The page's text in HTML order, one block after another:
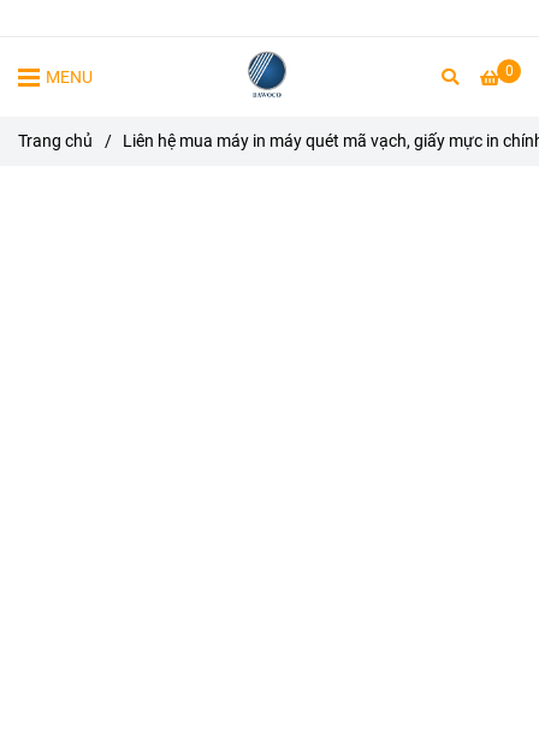
0
MENU
Trang chủ / Liên hệ mua máy in máy quét mã vạch, giấy mực in